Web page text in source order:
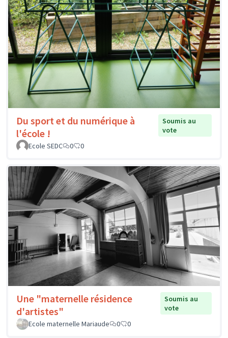
Du sport et du numérique à
l'école !
Soumis au
vote
Ecole SEDC
0 0
Une "maternelle résidence
d'artistes"
Soumis au
vote
Ecole maternelle Mariaude
0 0